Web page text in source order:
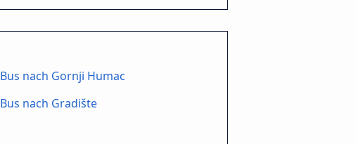
Bus nach Gornji Humac
Bus nach Gradište